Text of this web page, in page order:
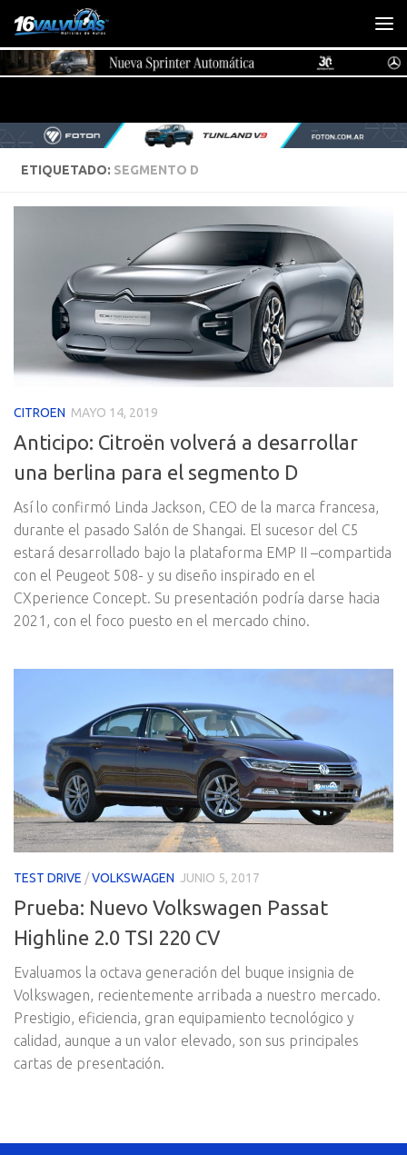
Saltar al contenido
ETIQUETADO: SEGMENTO D
CITROEN MAYO 14, 2019
Anticipo: Citroën volverá a desarrollar
una berlina para el segmento D
Así lo confirmó Linda Jackson, CEO de la marca francesa,
durante el pasado Salón de Shangai. El sucesor del C5
estará desarrollado bajo la plataforma EMP II –compartida
con el Peugeot 508- y su diseño inspirado en el
CXperience Concept. Su presentación podría darse hacia
2021, con el foco puesto en el mercado chino.
TEST DRIVE /VOLKSWAGEN JUNIO 5, 2017
Prueba: Nuevo Volkswagen Passat
Highline 2.0 TSI 220 CV
Evaluamos la octava generación del buque insignia de
Volkswagen, recientemente arribada a nuestro mercado.
Prestigio, eficiencia, gran equipamiento tecnológico y
calidad, aunque a un valor elevado, son sus principales
cartas de presentación.